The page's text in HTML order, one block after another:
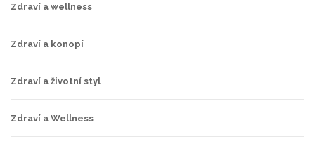
Zdraví a wellness
Zdraví a konopí
Zdraví a životní styl
Zdraví a Wellness